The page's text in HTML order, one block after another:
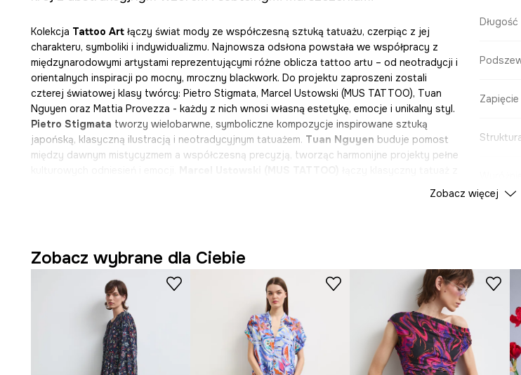
Kolekcja Tattoo Art łączy świat mody ze współczesną sztuką tatuażu, czerpiąc z jej
charakteru, symboliki i indywidualizmu. Najnowsza odsłona powstała we współpracy z
międzynarodowymi artystami reprezentującymi różne oblicza tattoo artu – od neotradycji i
orientalnych inspiracji po mocny, mroczny blackwork. Do projektu zaproszeni zostali
czterej światowej klasy twórcy: Pietro Stigmata, Marcel Ustowski (MUS TATTOO), Tuan
Nguyen oraz Mattia Provezza - każdy z nich wnosi własną estetykę, emocje i unikalny styl.
Pietro Stigmata tworzy wielobarwne, symboliczne kompozycje inspirowane sztuką
japońską, klasyczną ilustracją i neotradycyjnym tatuażem. Tuan Nguyen buduje pomost
między dawnym mistycyzmem a współczesną precyzją, tworząc harmonijne projekty pełne
specjalista od blackworku, wprowadza do kolekcji gęsty, oniryczny klimat inspirowany
Autorem grafiki jest Tuan Nguyen.
Co wyróżnia tę abstrakcyjną sukienkę z dzianiny i siateczki?
Zapięcie
Kolekcja
ID
Zobacz więcej
Zobacz wybrane dla Ciebie